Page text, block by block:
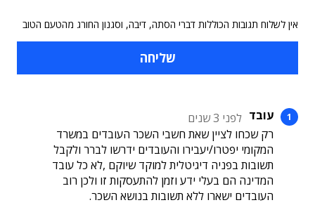
אין לשלוח תגובות הכוללות דברי הסתה, דיבה, וסגנון החורג מהטעם הטוב
עובד לפני 3 שנים
רק שכחו לציין שאת חשבי השכר העובדים במשרד
המקומי יפטרו/יעבירו והעובדים ידרשו לברר ולקבל
תשובות בפניה דיגיטלית למוקד שיוקם ,לא כל עובד
המדינה הם בעלי ידע וזמן להתעסקות זו ולכן רוב
העובדים ישארו ללא תשובות בנושא השכר.